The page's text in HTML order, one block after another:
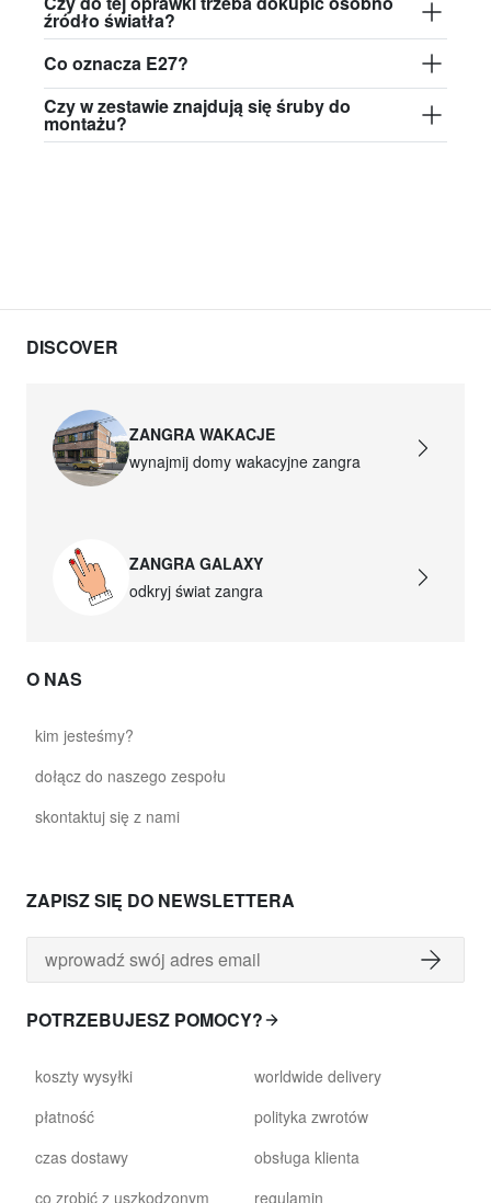
źródło światła?
Co oznacza E27?
Czy w zestawie znajdują się śruby do
montażu?
DISCOVER
ZANGRA WAKACJE
wynajmij domy wakacyjne zangra
ZANGRA GALAXY
odkryj świat zangra
O NAS
kim jesteśmy?
dołącz do naszego zespołu
skontaktuj się z nami
ZAPISZ SIĘ DO NEWSLETTERA
POTRZEBUJESZ POMOCY?
koszty wysyłki
płatność
czas dostawy
co zrobić z uszkodzonym
worldwide delivery
polityka zwrotów
obsługa klienta
regulamin